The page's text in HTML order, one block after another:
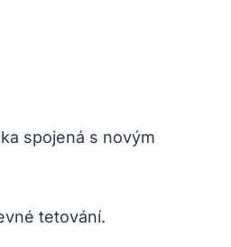
spojená s novým
tetování.